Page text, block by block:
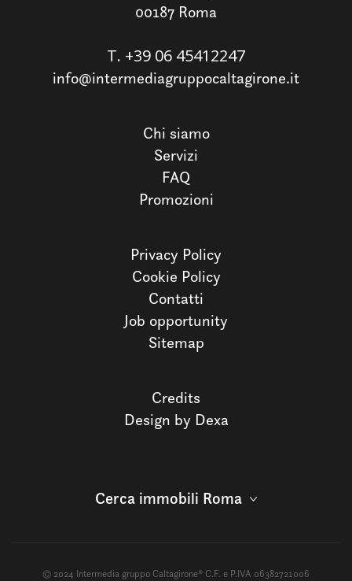
00187 Roma
T. +39 06 45412247
info@intermediagruppocaltagirone.it
Chi siamo
Servizi
FAQ
Promozioni
Privacy Policy
Cookie Policy
Contatti
Job opportunity
Sitemap
Credits
Design by Dexa
Cerca immobili Roma
© 2024 Intermedia gruppo Caltagirone® C.F. e P.IVA 06382721006